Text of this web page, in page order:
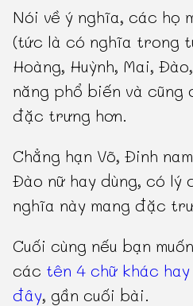
Nói về ý nghĩa, các họ
(tức là có nghĩa trong
Hoàng, Huỳnh, Mai,
năng phổ biến và cũng
đặc trưng hơn.
Chẳng hạn Võ, Đinh
Đào nữ hay dùng, có lý
nghĩa này mang đặc
Cuối cùng nếu bạn
các tên 4 chữ khác
đây, gần cuối bài.